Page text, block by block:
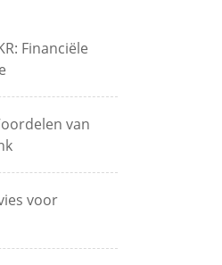
Financiële
van
voor